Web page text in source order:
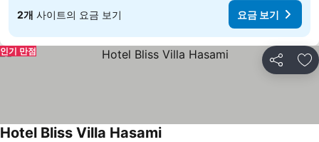
2개 사이트의 요금 보기 요금 보기
공유 즐
인기 만점
Hotel Bliss Villa Hasami